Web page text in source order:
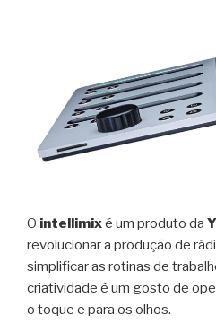
O intellimixé um produto da
revolucionar a produção de
simplificar as rotinas de
criatividade é um gosto de
o toque e para os olhos.